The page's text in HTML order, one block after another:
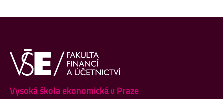
Vysoká škola ekonomická v Praze